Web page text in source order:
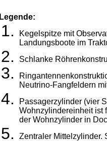
Legende:
Kegelspitze mit
Landungsboote im
Schlanke
Neutrino-Fangfeldern
Passagerzylinder (vier
Wohnzylindereinheit ist
der Wohnzylinder in
Zentraler Mittelzylinder.